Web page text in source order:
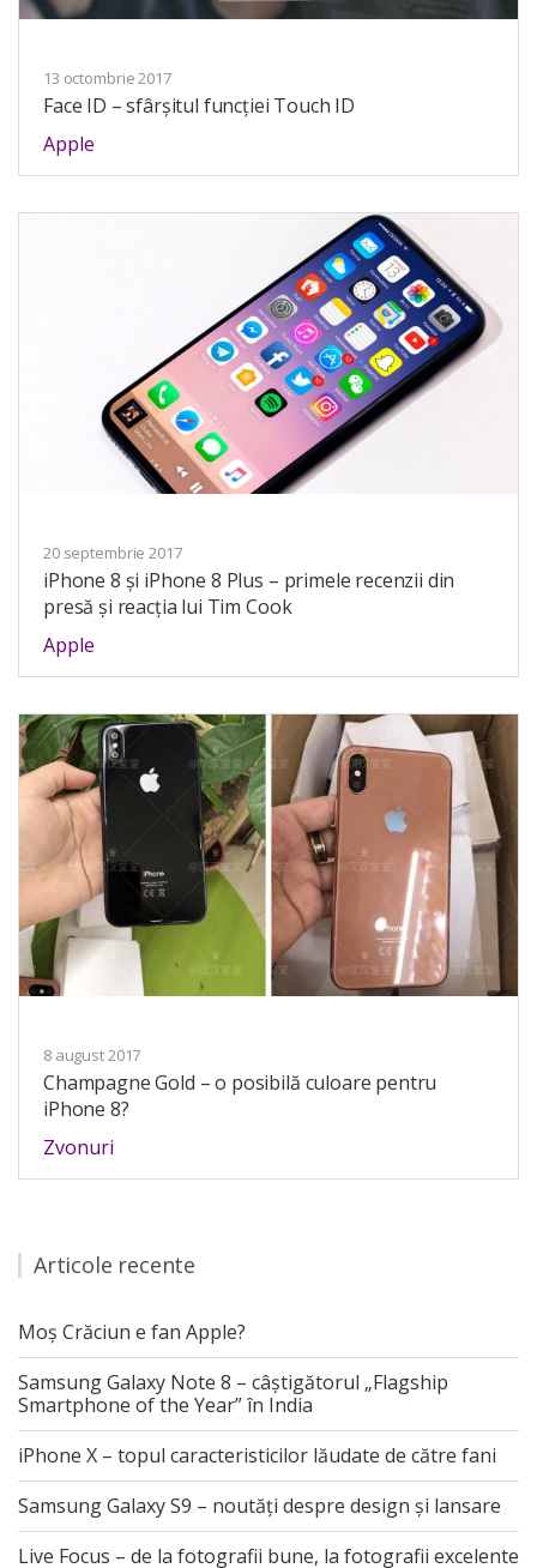
13 octombrie 2017
Face ID – sfârșitul funcției Touch ID
Apple
20 septembrie 2017
iPhone 8 și iPhone 8 Plus – primele recenzii din
presă și reacția lui Tim Cook
Apple
8 august 2017
Champagne Gold – o posibilă culoare pentru
iPhone 8?
Zvonuri
Articole recente
Moș Crăciun e fan Apple?
Samsung Galaxy Note 8 – câștigătorul „Flagship
Smartphone of the Year” în India
iPhone X – topul caracteristicilor lăudate de către fani
Samsung Galaxy S9 – noutăți despre design și lansare
Live Focus – de la fotografii bune, la fotografii excelente